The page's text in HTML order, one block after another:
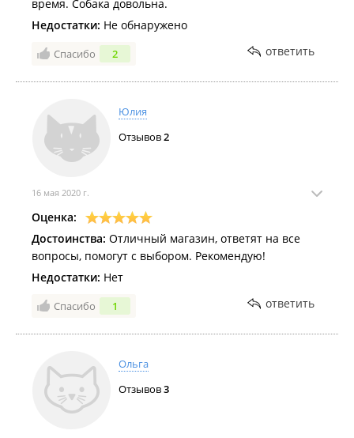
время. Собака довольна.
Недостатки: Не обнаружено
Спасибо 2 ответить
Юлия
Отзывов2
16 мая 2020 г.
Оценка:
Достоинства: Отличный магазин, ответят на все
вопросы, помогут с выбором. Рекомендую!
Недостатки: Нет
Спасибо 1 ответить
Ольга
Отзывов3